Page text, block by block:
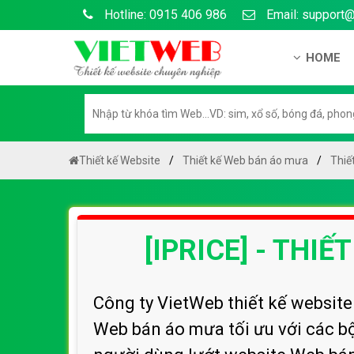
Hotline: 0915 406 986 Email:
HOME
Hướng
Chính
Chính
Chính
Thiết kế Website Thiết kế Web bán áo mưa
[IPRICE] -
Công ty VietWeb thiết kế
Web bán áo mưa tối ưu với các